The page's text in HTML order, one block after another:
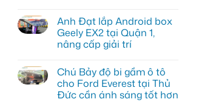
tại
Thủ
Đức
vì
màn
hạn
Minio
Green
cho
Honda
ở
Quận
12
bình
luận
ở
Anh
Màn
hình
ô
tô
Minio
Anh Đạt lắp Android box
Geely EX2 tại Quận 1,
nâng cấp giải trí
bình
luận
ở
Anh
Chú Bảy độ bi gầm ô tô
cho Ford Everest tại Thủ
Đức cần ánh sáng tốt hơn